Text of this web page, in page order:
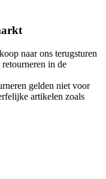
naar ons terugsturen
retourneren in de
gelden niet voor
artikelen zoals